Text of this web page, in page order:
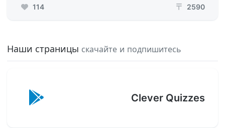
114 ₸ 2590
Наши страницы скачайте и подпишитесь
Clever Quizzes